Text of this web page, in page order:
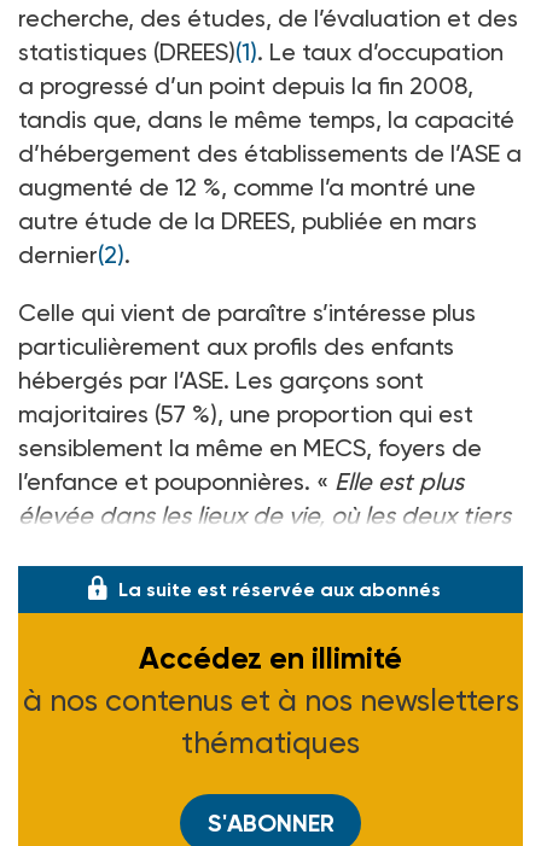
recherche, des études, de l’évaluation et des
statistiques (DREES)(1). Le taux d’occupation
a progressé d’un point depuis la fin 2008,
tandis que, dans le même temps, la capacité
d’hébergement des établissements de l’ASE a
augmenté de 12 %, comme l’a montré une
autre étude de la DREES, publiée en mars
dernier(2).
Celle qui vient de paraître s’intéresse plus
particulièrement aux profils des enfants
hébergés par l’ASE. Les garçons sont
majoritaires (57 %), une proportion qui est
sensiblement la même en MECS, foyers de
l’enfance et pouponnières. « Elle est plus
élevée dans les lieux de vie, où les deux tiers
La suite est réservée aux abonnés
Accédez en illimité
à nos contenus et à nos newsletters
thématiques
S'ABONNER